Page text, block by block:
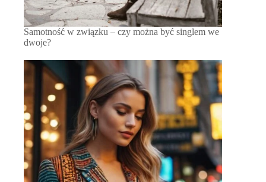
Samotność w związku – czy można być singlem we
dwoje?